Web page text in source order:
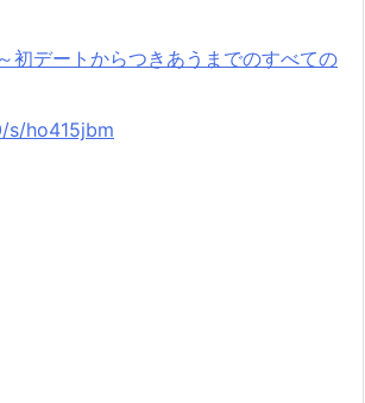
デートからつきあうまでのすべての
ho415jbm